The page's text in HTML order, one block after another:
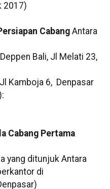
Cabang Antara
Bali, Jl Melati 23,
Kamboja 6, Denpasar
Cabang Pertama
yang ditunjuk Antara
di